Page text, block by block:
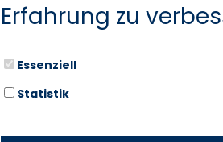
Erfahrung zu
Essenziell
Statistik